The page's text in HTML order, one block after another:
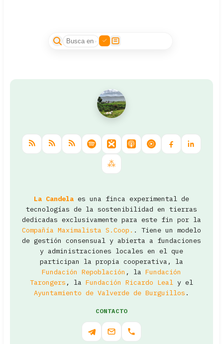
La Candela es una finca experimental de
tecnologías de la sostenibilidad en tierras
dedicadas exclusivamente para este fin por la
Compañía Maximalista S.Coop. . Tiene un modelo
de gestión consensual y abierta a fundaciones
y administraciones locales en el que
participan la propia cooperativa, la
Fundación Repoblación , la Fundación
Tarongers , la Fundación Ricardo Leal y el
Ayuntamiento de Valverde de Burguillos .
CONTACTO